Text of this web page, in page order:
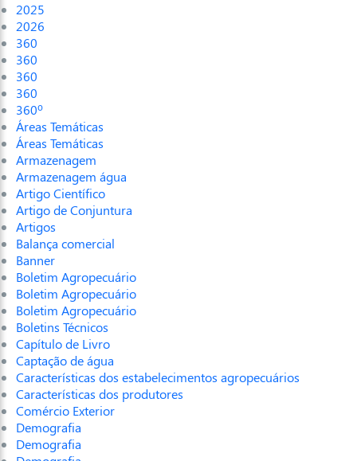
2025
2026
360
360
360
360
360º
Áreas Temáticas
Áreas Temáticas
Armazenagem
Armazenagem água
Artigo Científico
Artigo de Conjuntura
Artigos
Balança comercial
Banner
Boletim Agropecuário
Boletim Agropecuário
Boletim Agropecuário
Boletins Técnicos
Capítulo de Livro
Captação de água
Características dos estabelecimentos agropecuários
Características dos produtores
Comércio Exterior
Demografia
Demografia